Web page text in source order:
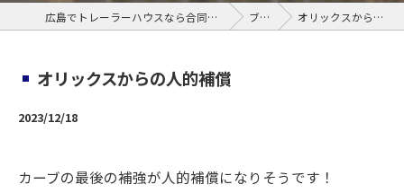
広島でトレーラーハウスなら合同会社サンクビジョン ブログ オリックスからの人的補償
オリックスからの人的補償
2023/12/18
カーブの最後の補強が人的補償になりそうです！